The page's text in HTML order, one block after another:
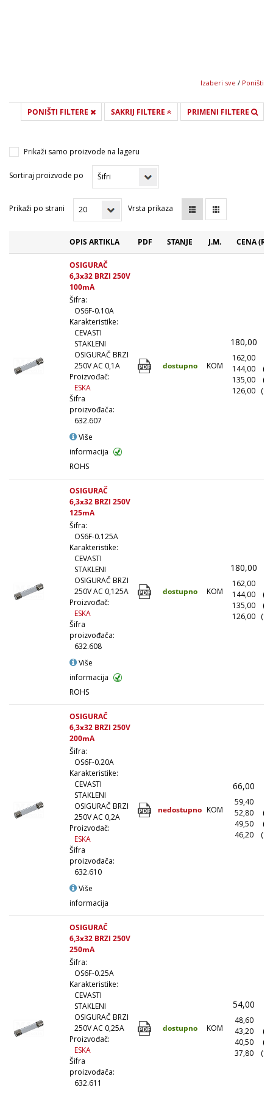
Izaberi sve / Poništi
PONIŠTI FILTERE SAKRIJ FILTERE PRIMENI FILTERE
Prikaži samo proizvode na lageru
Sortiraj proizvode po
Prikaži po strani Vrsta prikaza
OPIS ARTIKLA PDF STANJE J.M. CENA
OSIGURAČ
6,3x32 BRZI 250V
100mA
Šifra:
OS6F-0.10A
Karakteristike:
CEVASTI
STAKLENI
OSIGURAČ BRZI
250V AC 0,1A
Proizvođač:
ESKA
Šifra
proizvođača:
632.607
Više
informacija
ROHS
dostupno KOM
180,00
162,00
144,00
135,00
126,00
OSIGURAČ
6,3x32 BRZI 250V
125mA
Šifra:
OS6F-0.125A
Karakteristike:
CEVASTI
STAKLENI
OSIGURAČ BRZI
250V AC 0,125A
Proizvođač:
ESKA
Šifra
proizvođača:
632.608
Više
informacija
ROHS
dostupno KOM
180,00
162,00
144,00
135,00
126,00
OSIGURAČ
6,3x32 BRZI 250V
200mA
Šifra:
OS6F-0.20A
Karakteristike:
CEVASTI
STAKLENI
OSIGURAČ BRZI
250V AC 0,2A
Proizvođač:
ESKA
Šifra
proizvođača:
632.610
Više
informacija
nedostupno KOM
66,00
59,40
52,80
49,50
46,20
OSIGURAČ
6,3x32 BRZI 250V
250mA
Šifra:
OS6F-0.25A
Karakteristike:
CEVASTI
STAKLENI
OSIGURAČ BRZI
250V AC 0,25A
Proizvođač:
ESKA
Šifra
proizvođača:
632.611
dostupno KOM
54,00
48,60
43,20
40,50
37,80